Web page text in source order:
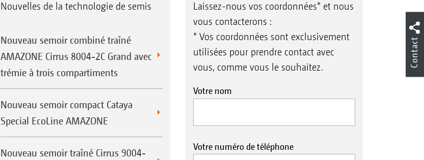
Nouvelles de la technologie de semis
Nouveau semoir combiné traîné
AMAZONE Cirrus 8004-2C Grand avec
trémie à trois compartiments
Nouveau semoir compact Cataya
Special EcoLine AMAZONE
Nouveau semoir traîné Cirrus 9004-
Laissez-nous vos coordonnées* et nous
vous contacterons :
* Vos coordonnées sont exclusivement
utilisées pour prendre contact avec
vous, comme vous le souhaitez.
Votre nom
Votre numéro de téléphone
Contact